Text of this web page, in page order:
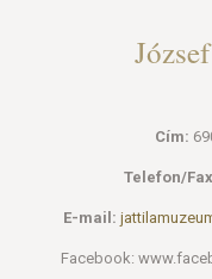
Cím:
Telefon/
E-mail:
Facebook: